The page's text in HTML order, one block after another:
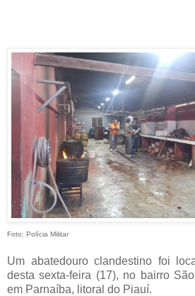
Foto: Polícia Militar
Um abatedouro clandestino foi
desta sexta-feira (17), no bairro
em Parnaíba, litoral do Piauí.